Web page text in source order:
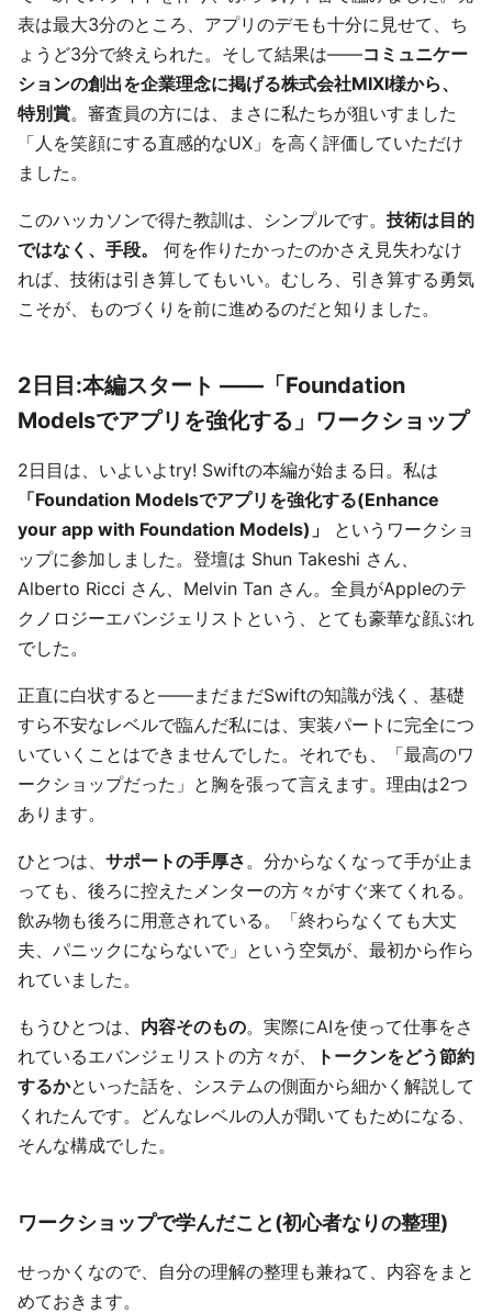
表は最大3分のところ、アプリのデモも十分に見せて、ち
ょうど3分で終えられた。そして結果は——コミュニケー
ションの創出を企業理念に掲げる株式会社MIXI様から、
特別賞。審査員の方には、まさに私たちが狙いすました
「人を笑顔にする直感的なUX」を高く評価していただけ
ました。
このハッカソンで得た教訓は、シンプルです。 技術は目的
ではなく、手段。
何を作りたかったのかさえ見失わなけ
れば、技術は引き算してもいい。むしろ、引き算する勇気
こそが、ものづくりを前に進めるのだと知りました。
2日目:本編スタート ——「Foundation
Modelsでアプリを強化する」ワークショップ
2日目は、いよいよtry! Swiftの本編が始まる日。私は
「Foundation Modelsでアプリを強化する(Enhance
your app with Foundation Models)」
というワークショ
ップに参加しました。登壇は Shun Takeshi さん、
Alberto Ricci さん、Melvin Tan さん。全員がAppleのテ
クノロジーエバンジェリストという、とても豪華な顔ぶれ
でした。
正直に白状すると——まだまだSwiftの知識が浅く、基礎
すら不安なレベルで臨んだ私には、実装パートに完全につ
いていくことはできませんでした。それでも、「最高のワ
ークショップだった」と胸を張って言えます。理由は2つ
あります。
ひとつは、 サポートの手厚さ。分からなくなって手が止ま
っても、後ろに控えたメンターの方々がすぐ来てくれる。
飲み物も後ろに用意されている。「終わらなくても大丈
夫、パニックにならないで」という空気が、最初から作ら
れていました。
もうひとつは、 内容そのもの。実際にAIを使って仕事をさ
れているエバンジェリストの方々が、
トークンをどう節約
するかといった話を、システムの側面から細かく解説して
くれたんです。どんなレベルの人が聞いてもためになる、
そんな構成でした。
ワークショップで学んだこと(初心者なりの整理)
せっかくなので、自分の理解の整理も兼ねて、内容をまと
めておきます。